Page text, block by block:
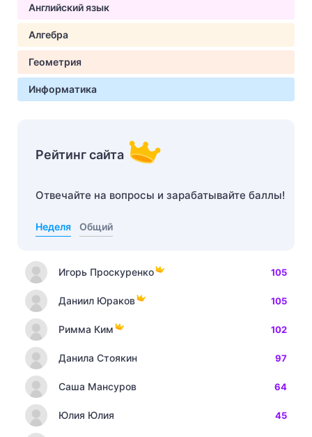
Английский язык
Алгебра
Геометрия
Информатика
Рейтинг сайта
Отвечайте на вопросы и зарабатывайте баллы!
Неделя Общий
Игорь Проскуренко 105
Даниил Юраков 105
Римма Ким 102
Данила Стоякин 97
Саша Мансуров 64
Юлия Юлия 45